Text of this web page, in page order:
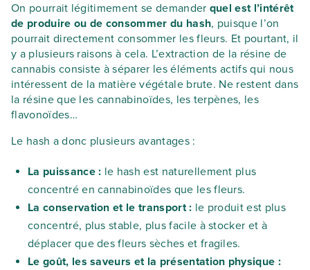
On pourrait légitimement se demander quel est l’intérêt
de produire ou de consommer du hash, puisque l’on
pourrait directement consommer les fleurs. Et pourtant, il
y a plusieurs raisons à cela. L’extraction de la résine de
cannabis consiste à séparer les éléments actifs qui nous
intéressent de la matière végétale brute. Ne restent dans
la résine que les cannabinoïdes, les terpènes, les
flavonoïdes…
Le hash a donc plusieurs avantages :
La puissance : le hash est naturellement plus
concentré en cannabinoïdes que les fleurs.
La conservation et le transport : le produit est plus
concentré, plus stable, plus facile à stocker et à
déplacer que des fleurs sèches et fragiles.
Le goût, les saveurs et la présentation physique :